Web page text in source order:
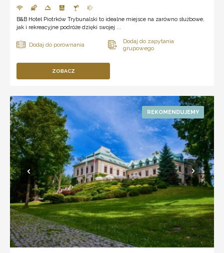
B&B Hotel Piotrków Trybunalski to idealne miejsce na zarówno służbowe,
jak i rekreacyjne podróże dzięki swojej ...
ZOBACZ